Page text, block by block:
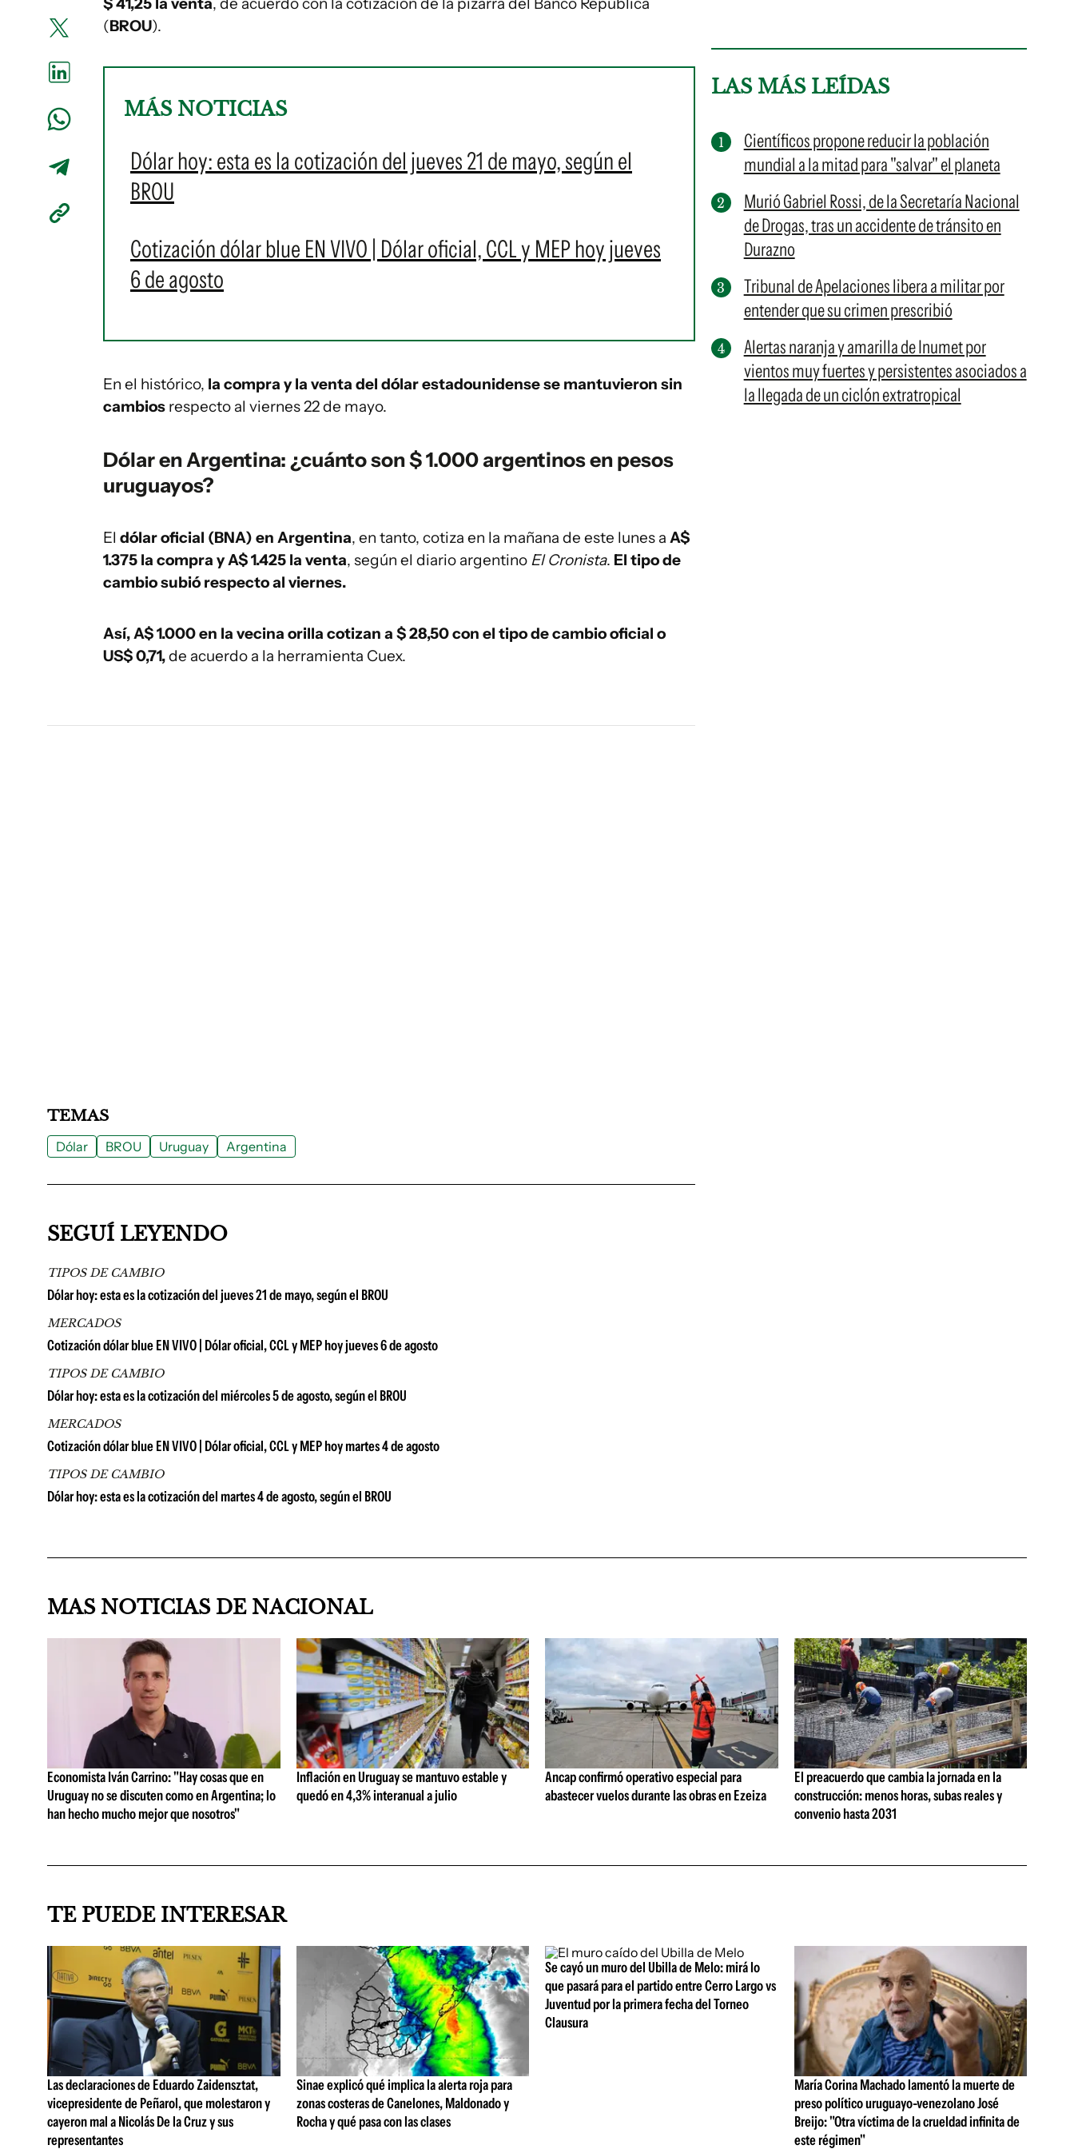
(BROU).
MÁS NOTICIAS
Dólar hoy: esta es la cotización del jueves 21 de mayo, según el
BROU
Cotización dólar blue EN VIVO | Dólar oficial, CCL y MEP hoy jueves
6 de agosto
En el histórico, la compra y la venta del dólar estadounidense se mantuvieron sin
cambios respecto al viernes 22 de mayo.
Dólar en Argentina: ¿cuánto son $ 1.000 argentinos en pesos
uruguayos?
El dólar oficial (BNA) en Argentina, en tanto, cotiza en la mañana de este lunes a A$
1.375 la compra y A$ 1.425 la venta, según el diario argentino El Cronista. El tipo de
cambio subió respecto al viernes.
Así, A$ 1.000 en la vecina orilla cotizan a $ 28,50 con el tipo de cambio oficial o
US$ 0,71,de acuerdo a la herramienta Cuex.
LAS MÁS LEÍDAS
Científicos propone reducir la población
mundial a la mitad para "salvar" el planeta
Murió Gabriel Rossi, de la Secretaría Nacional
de Drogas, tras un accidente de tránsito en
Durazno
Tribunal de Apelaciones libera a militar por
entender que su crimen prescribió
Alertas naranja y amarilla de Inumet por
vientos muy fuertes y persistentes asociados a
la llegada de un ciclón extratropical
TEMAS
Dólar BROU Uruguay Argentina
SEGUÍ LEYENDO
TIPOS DE CAMBIO
Dólar hoy: esta es la cotización del jueves 21 de mayo, según el BROU
MERCADOS
Cotización dólar blue EN VIVO | Dólar oficial, CCL y MEP hoy jueves 6 de agosto
TIPOS DE CAMBIO
Dólar hoy: esta es la cotización del miércoles 5 de agosto, según el BROU
MERCADOS
Cotización dólar blue EN VIVO | Dólar oficial, CCL y MEP hoy martes 4 de agosto
TIPOS DE CAMBIO
Dólar hoy: esta es la cotización del martes 4 de agosto, según el BROU
MAS NOTICIAS DE NACIONAL
Economista Iván Carrino: "Hay cosas que en
Uruguay no se discuten como en Argentina; lo
han hecho mucho mejor que nosotros"
Inflación en Uruguay se mantuvo estable y
quedó en 4,3% interanual a julio
Ancap confirmó operativo especial para
abastecer vuelos durante las obras en Ezeiza
El preacuerdo que cambia la jornada en la
construcción: menos horas, subas reales y
convenio hasta 2031
TE PUEDE INTERESAR
Las declaraciones de Eduardo Zaidensztat,
vicepresidente de Peñarol, que molestaron y
cayeron mal a Nicolás De la Cruz y sus
representantes
Sinae explicó qué implica la alerta roja para
zonas costeras de Canelones, Maldonado y
Rocha y qué pasa con las clases
Se cayó un muro del Ubilla de Melo: mirá lo
que pasará para el partido entre Cerro Largo vs
Juventud por la primera fecha del Torneo
Clausura
María Corina Machado lamentó la muerte de
preso político uruguayo-venezolano José
Breijo: "Otra víctima de la crueldad infinita de
este régimen"